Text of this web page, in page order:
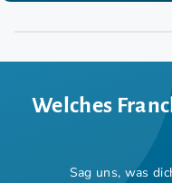
Welches
Sag uns, was